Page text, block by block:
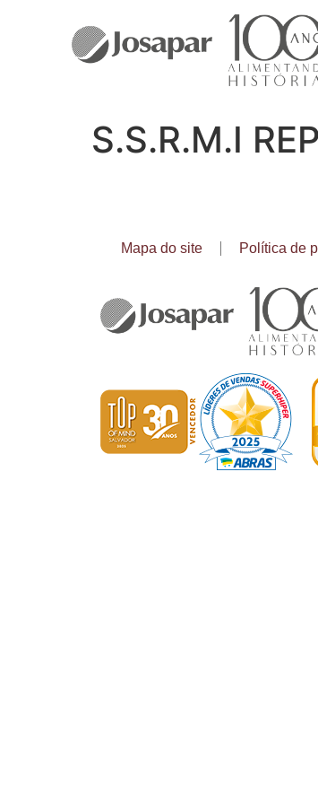
S.S.R.M.I
Mapa do site Política de